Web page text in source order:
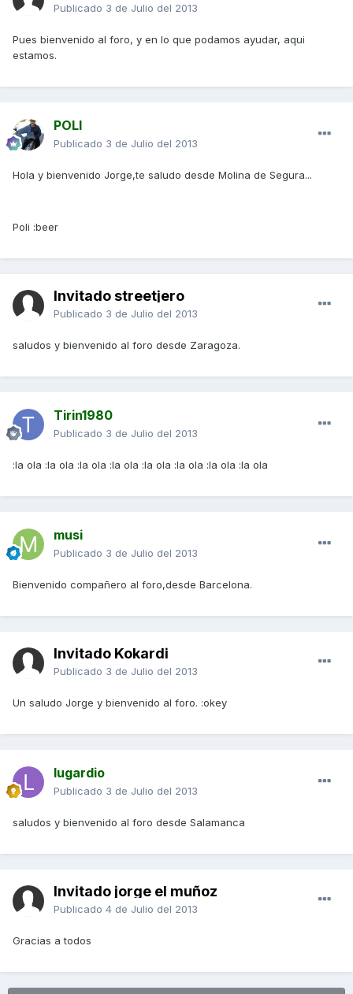
Publicado 3 de Julio del 2013
Pues bienvenido al foro, y en lo que podamos ayudar, aqui
estamos.
POLI
Publicado 3 de Julio del 2013
Hola y bienvenido Jorge,te saludo desde Molina de Segura...
Poli :beer
Invitado streetjero
Publicado 3 de Julio del 2013
saludos y bienvenido al foro desde Zaragoza.
Tirin1980
Publicado 3 de Julio del 2013
:la ola :la ola :la ola :la ola :la ola :la ola :la ola :la ola
musi
Publicado 3 de Julio del 2013
Bienvenido compañero al foro,desde Barcelona.
Invitado Kokardi
Publicado 3 de Julio del 2013
Un saludo Jorge y bienvenido al foro. :okey
lugardio
Publicado 3 de Julio del 2013
saludos y bienvenido al foro desde Salamanca
Invitado jorge el muñoz
Publicado 4 de Julio del 2013
Gracias a todos